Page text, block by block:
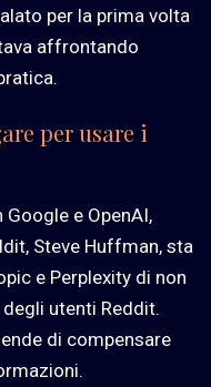
per la prima volta
affrontando
per usare i
e OpenAI,
Steve Huffman, sta
e Perplexity di non
utenti Reddit.
di compensare